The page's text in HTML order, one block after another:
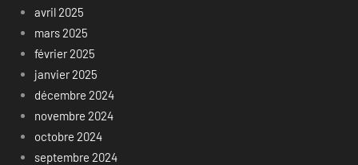
avril 2025
mars 2025
février 2025
janvier 2025
décembre 2024
novembre 2024
octobre 2024
septembre 2024